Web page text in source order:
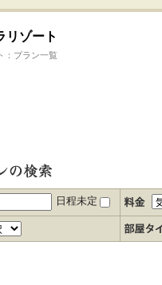
：プラン一覧
日程未定